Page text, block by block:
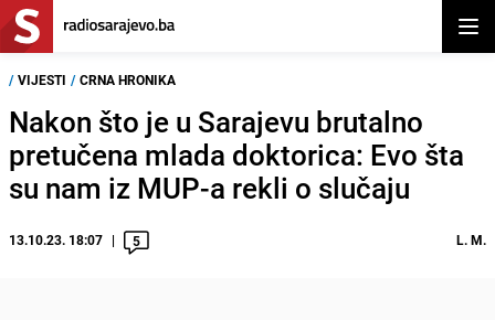
/ VIJESTI / CRNA HRONIKA
Nakon što je u Sarajevu brutalno
pretučena mlada doktorica: Evo šta
su nam iz MUP-a rekli o slučaju
13.10.23. 18:07 5 L. M.